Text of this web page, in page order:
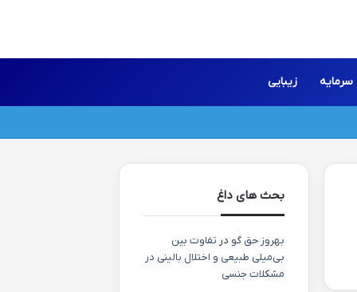
سرمایه زیبایی
بحث های داغ
بهروز حق گو در تفاوت بین
بی‌میلی طبیعی و اختلال بالینی در
مشکلات جنسی